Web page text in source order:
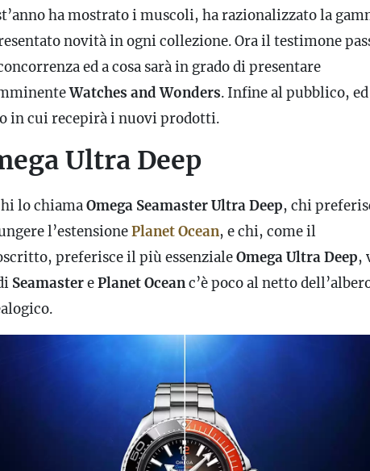
ha mostrato i muscoli, ha razionalizzato la
novità in ogni collezione. Ora il testimone
ed a cosa sarà in grado di presentare
Watches and Wonders. Infine al pubblico,
in cui recepirà i nuovi prodotti.
Ultra Deep
lo chiamaOmega Seamaster Ultra Deep, chi
l’estensionePlanet Ocean, e chi, come il
preferisce il più essenzialeOmega Ultra Deep,
SeamasterePlanet Oceanc’è poco al netto